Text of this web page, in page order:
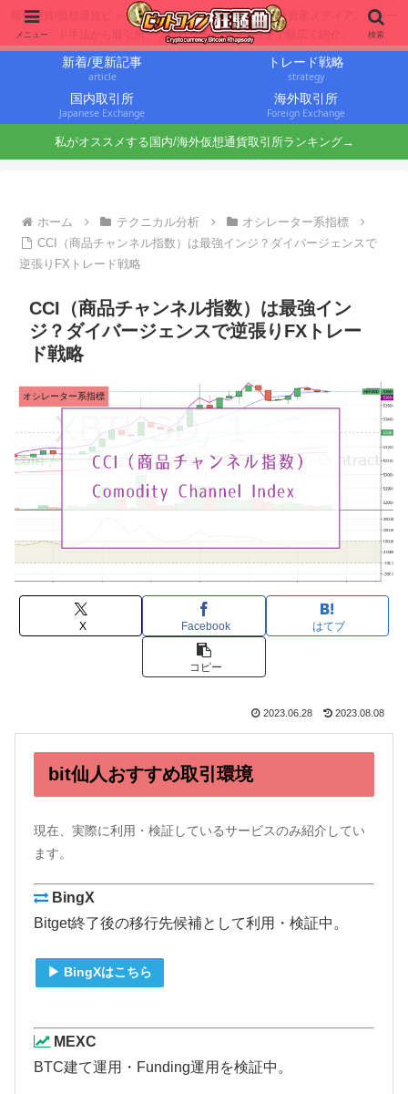
暗号通貨/仮想通貨ビットコインに投資するbit仙人の暗号資産メディア。トレー
ド手法から取引所、ブロックチェーンNFTまで幅広く紹介。
新着/更新記事
article
トレード戦略
strategy
国内取引所
Japanese Exchange
海外取引所
Foreign Exchange
私がオススメする国内/海外仮想通貨取引所ランキング→
ホーム テクニカル分析
オシレーター系指標
CCI（商品チャンネル指数）は最強インジ？ダイバージェンスで
逆張りFXトレード戦略
CCI（商品チャンネル指数）は最強イン
ジ？ダイバージェンスで逆張りFXトレー
ド戦略
オシレーター系指標
X Facebook はてブ
コピー
2023.06.28 2023.08.08
bit仙人おすすめ取引環境
現在、実際に利用・検証しているサービスのみ紹介してい
ます。
BingX
Bitget終了後の移行先候補として利用・検証中。
▶ BingXはこちら
MEXC
BTC建て運用・Funding運用を検証中。
メニュー 検索